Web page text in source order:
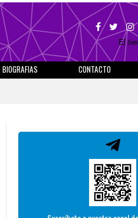
El
BIOGRAFIAS CONTACTO